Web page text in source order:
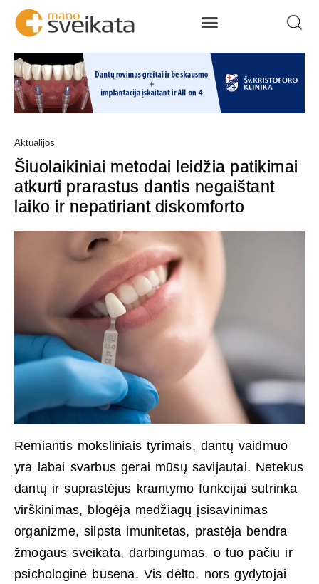
Aktualijos
Šiuolaikiniai metodai leidžia patikimai
atkurti prarastus dantis negaištant
laiko ir nepatiriant diskomforto
Remiantis moksliniais tyrimais, dantų vaidmuo
yra labai svarbus gerai mūsų savijautai. Netekus
dantų ir suprastėjus kramtymo funkcijai sutrinka
virškinimas, blogėja medžiagų įsisavinimas
organizme, silpsta imunitetas, prastėja bendra
žmogaus sveikata, darbingumas, o tuo pačiu ir
psichologinė būsena. Vis dėlto, nors gydytojai